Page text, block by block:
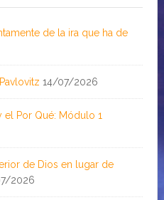
de la ira que ha de
14/07/2026
el Por Qué: Módulo 1
de Dios en lugar de
2026